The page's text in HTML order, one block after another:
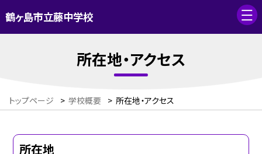
鶴ヶ島市立藤中学校
所在地・アクセス
トップページ > 学校概要 > 所在地・アクセス
所在地